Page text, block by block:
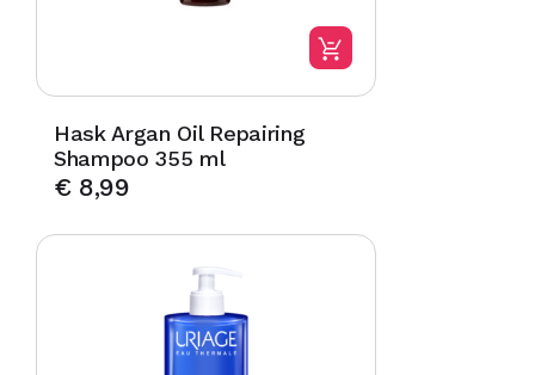
Hask Argan Oil Repairing
Shampoo 355 ml
€8,99